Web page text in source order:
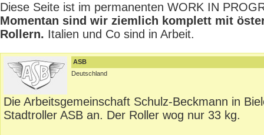
Diese Seite ist im permanenten WORK IN
Momentan sind wir ziemlich komplett mit
Rollern. Italien und Co sind in Arbeit.
ASB
Deutschland
Die Arbeitsgemeinschaft Schulz-Beckmann in
Stadtroller ASB an. Der Roller wog nur 33 kg.